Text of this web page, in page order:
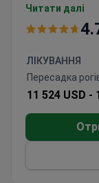
Доступна
іноземних
Читати далі
ЛІКУВАННЯ
Пересадка
11 524 USD -